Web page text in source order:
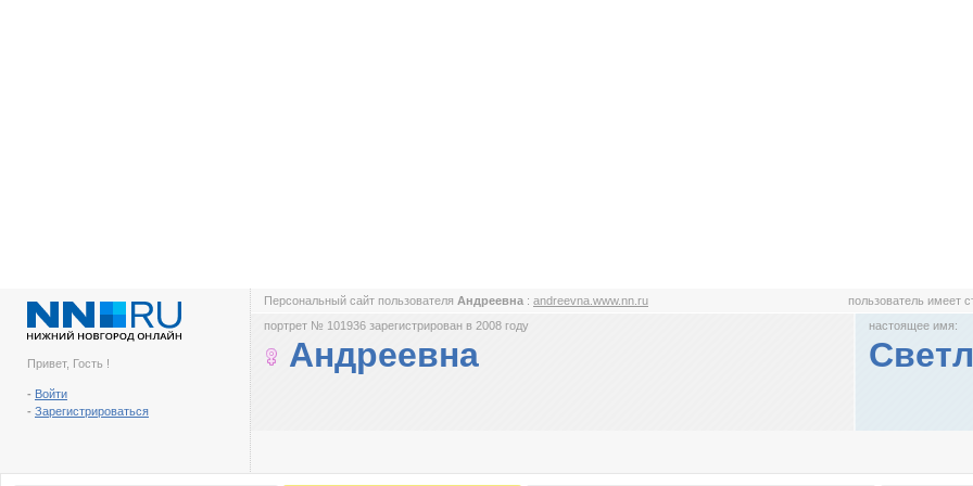
Привет, Гость !
- Войти
- Зарегистрироваться
Персональный сайт пользователя Андреевна : andreevna.www.nn.ru пользователь имеет
портрет № 101936 зарегистрирован в 2008 году
Андреевна
настоящее имя: